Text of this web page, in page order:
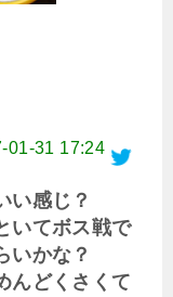
01-31 17:24
い感じ？
いてボス戦で
いかな？
んどくさくて